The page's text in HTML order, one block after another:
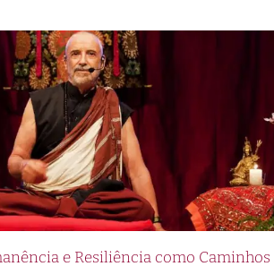
e Resiliência como Caminhos